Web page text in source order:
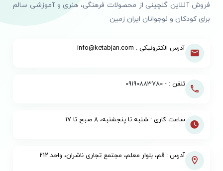
فروش آنلاین گلچینی از محصولات فرهنگی، هنری و آموزشی سالم
برای کودکان و نوجوانان ایران زمین
آدرس الکترونیکی : info@ketabjan.com
تلفن : -09190883780
ساعت کاری : شنبه تا پنجشنبه، ۸ صبح تا ۱۷
آدرس : قم، بلوار معلم، مجتمع تجاری ناشران، واحد ۲۱۲